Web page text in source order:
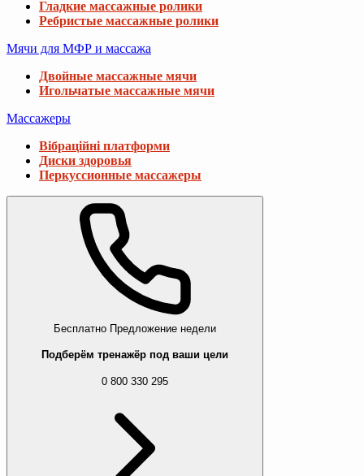
Гладкие массажные ролики
Ребристые массажные ролики
Мячи для МФР и массажа
Двойные массажные мячи
Игольчатые массажные мячи
Массажеры
Вібраційні платформи
Диски здоровья
Перкуссионные массажеры
Бесплатно Предложение недели
Подберём тренажёр под ваши цели
0 800 330 295